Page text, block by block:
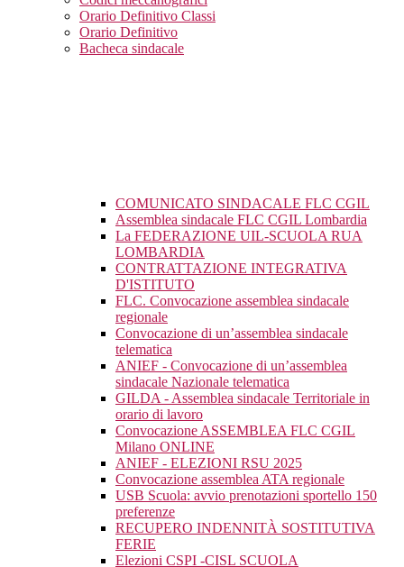
Orario Definitivo Classi
Orario Definitivo
Bacheca sindacale
COMUNICATO SINDACALE FLC CGIL
Assemblea sindacale FLC CGIL Lombardia
La FEDERAZIONE UIL-SCUOLA RUA
LOMBARDIA
CONTRATTAZIONE INTEGRATIVA
D'ISTITUTO
FLC. Convocazione assemblea sindacale
regionale
Convocazione di un’assemblea sindacale
telematica
ANIEF - Convocazione di un’assemblea
sindacale Nazionale telematica
GILDA - Assemblea sindacale Territoriale in
orario di lavoro
Convocazione ASSEMBLEA FLC CGIL
Milano ONLINE
ANIEF - ELEZIONI RSU 2025
Convocazione assemblea ATA regionale
USB Scuola: avvio prenotazioni sportello 150
preferenze
RECUPERO INDENNITÀ SOSTITUTIVA
FERIE
Elezioni CSPI -CISL SCUOLA